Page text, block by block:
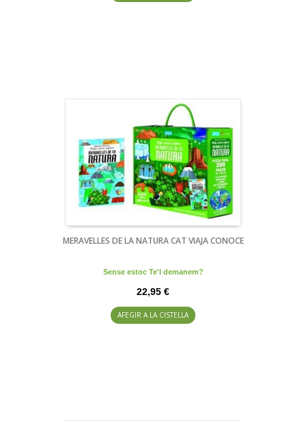
MERAVELLES DE LA NATURA CAT VIAJA CONOCE
Sense estoc Te'l demanem?
22,95 €
AFEGIR A LA CISTELLA